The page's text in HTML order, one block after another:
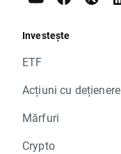
Investește
ETF
Acțiuni cu dețienere
Mărfuri
Crypto